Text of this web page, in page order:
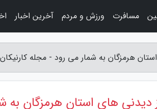
هرمزگان به شمار می رود - مجله کارنیکان
دیدنی های استان هرمزگان به
مسافرت ورزش و مردم آخرین اخبار